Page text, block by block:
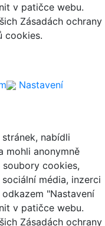
v patičce webu.
Zásadách ochrany
cookies.
Nastavení
nabídli
mohli anonymně
cookies,
média, inzerci
"Nastavení
v patičce webu.
Zásadách ochrany